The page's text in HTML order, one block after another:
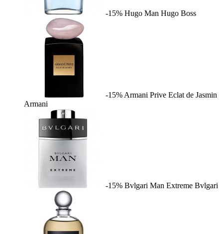
-15% Hugo Man Hugo Boss
-15% Armani Prive Eclat de Jasmin
Armani
-15% Bvlgari Man Extreme Bvlgari